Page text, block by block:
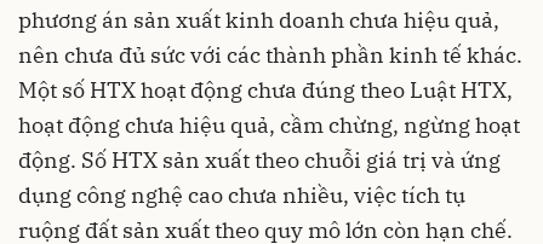
phương án sản xuất kinh doanh chưa hiệu quả,
nên chưa đủ sức với các thành phần kinh tế khác.
Một số HTX hoạt động chưa đúng theo Luật HTX,
hoạt động chưa hiệu quả, cầm chừng, ngừng hoạt
động. Số HTX sản xuất theo chuỗi giá trị và ứng
dụng công nghệ cao chưa nhiều, việc tích tụ
ruộng đất sản xuất theo quy mô lớn còn hạn chế.